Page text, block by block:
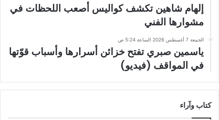
إلهام شاهين تكشف كواليس أصعب اللحظات في
مشوارها الفني
الجمعة 7 أغسطس 2026 الساعة 5:24 ص
ياسمين صبري تفتح خزائن أسرارها وأسباب قوّتها
في المواقف (فيديو)
كتاب وآراء